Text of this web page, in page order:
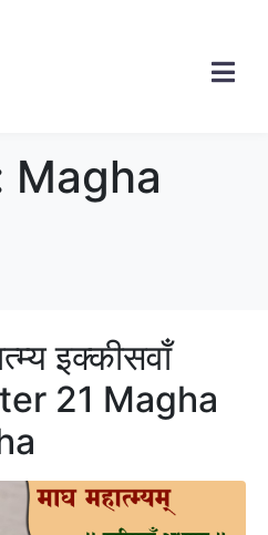
Magha
इक्कीसवाँ
21 Magha